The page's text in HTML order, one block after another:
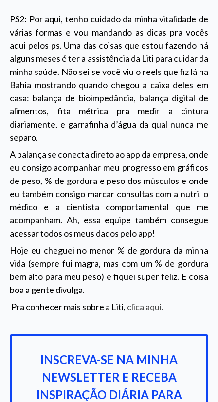
PS2: Por aqui, tenho cuidado da minha vitalidade de
várias formas e vou mandando as dicas pra vocês
aqui pelos ps. Uma das coisas que estou fazendo há
alguns meses é ter a assistência da Liti para cuidar da
minha saúde. Não sei se você viu o reels que fiz lá na
Bahia mostrando quando chegou a caixa deles em
casa: balança de bioimpedância, balança digital de
alimentos, fita métrica pra medir a cintura
diariamente, e garrafinha d’água da qual nunca me
separo.
A balança se conecta direto ao app da empresa, onde
eu consigo acompanhar meu progresso em gráficos
de peso, % de gordura e peso dos músculos e onde
eu também consigo marcar consultas com a nutri, o
médico e a cientista comportamental que me
acompanham. Ah, essa equipe também consegue
acessar todos os meus dados pelo app!
Hoje eu cheguei no menor % de gordura da minha
vida (sempre fui magra, mas com um % de gordura
bem alto para meu peso) e fiquei super feliz. E coisa
boa a gente divulga.
Pra conhecer mais sobre a Liti, clica aqui.
INSCREVA-SE NA MINHA
NEWSLETTER E RECEBA
INSPIRAÇÃO DIÁRIA PARA